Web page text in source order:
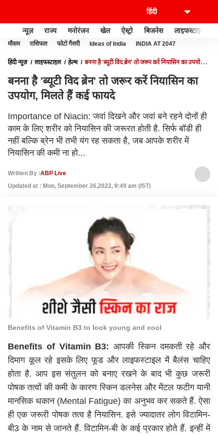
न्यूज़ राज्य मनोरंजन खेल ऐस्ट्रो बिजनेस लाइफस्टाइल
मौसम राशिफल फोटो गैलरी Ideas of India INDIA AT 2047
हिंदी न्यूज़ लाइफस्टाइल हेल्थ
बनना है 'ब्यूटी विद ब्रेन' तो जरूर करें नियासिन का उपयोग,
बनना है 'ब्यूटी विद ब्रेन' तो जरूर करें नियासिन का
उपयोग, मिलते हैं कई फायदे
Importance of Niacin: जवां दिखने और जवां बने रहने दोनों ही
काम के लिए शरीर को नियासिन की जरूरत होती है. सिर्फ बॉडी ही
नहीं बल्कि ब्रेन भी तभी यंग रह सकता है, जब आपके शरीर में
नियासिन की कमी ना हो...
Written By :ABP Live
Updated at : Mon, September 26,2022, 9:49 am (IST)
Benefits of Vitamin B3 to look young and cool
Benefits of Vitamin B3: आपकी स्किन दमकती रहे और
दिमाग कूल रहे इसके लिए फूड और लाइफस्टाइल में बैलंस चाहिए
होता है. आप इस संतुलन को बनाए रखने के बाद भी कुछ जरूरी
पोषक तत्वों की कमी के कारण स्किन डलनेस और मेंटल फटीग यानी
मानसिक थकान (Mental Fatigue) का अनुभव कर सकते हैं. ऐसा
ही एक जरूरी पोषक तत्व है नियासिन. इसे ज्यादातर लोग विटामिन-
बी3 के नाम से जानते हैं. विटामिन-बी के कई प्रकार होते हैं. इन्हीं में